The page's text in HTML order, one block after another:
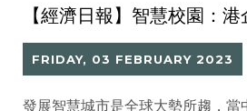
【經濟日報】智慧校園：
FRIDAY, 03 FEBRUARY 2023
發展智慧城市是全球大勢所趨，